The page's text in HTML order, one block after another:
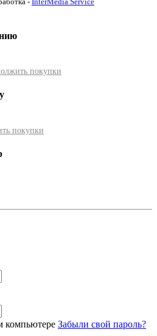
покупки
покупки
компьютере Забыли свой пароль?